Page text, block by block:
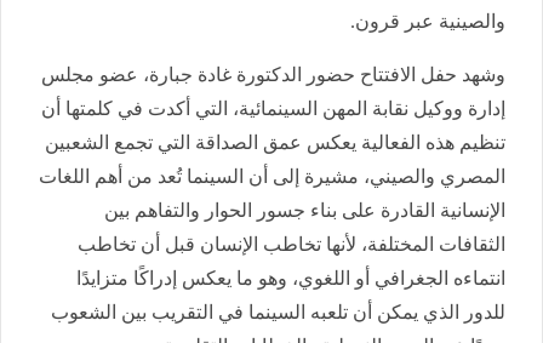
والصينية عبر قرون.
وشهد حفل الافتتاح حضور الدكتورة غادة جبارة، عضو مجلس
إدارة ووكيل نقابة المهن السينمائية، التي أكدت في كلمتها أن
تنظيم هذه الفعالية يعكس عمق الصداقة التي تجمع الشعبين
المصري والصيني، مشيرة إلى أن السينما تُعد من أهم اللغات
الإنسانية القادرة على بناء جسور الحوار والتفاهم بين
الثقافات المختلفة، لأنها تخاطب الإنسان قبل أن تخاطب
انتماءه الجغرافي أو اللغوي، وهو ما يعكس إدراكًا متزايدًا
للدور الذي يمكن أن تلعبه السينما في التقريب بين الشعوب